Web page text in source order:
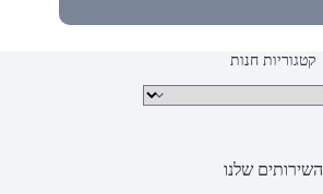
קטגוריות חנות
קטגוריות מוצרים
השירותים שלנו